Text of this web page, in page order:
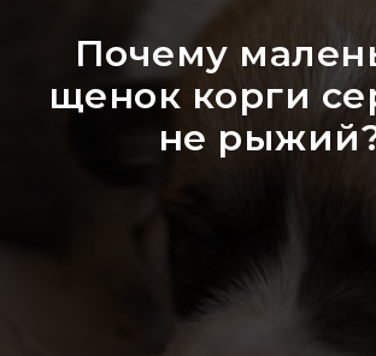
Почему
щенок корги
не